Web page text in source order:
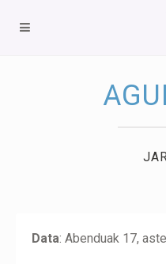
Data: Abenduak 17,